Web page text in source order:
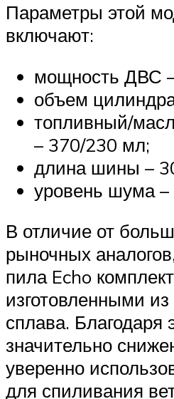
Параметры этой
включают:
мощность ДВС
объем
топливный/
– 370/230 мл;
длина шины –
уровень шума
В отличие от
рыночных
пила Echo
изготовленными из
сплава. Благодаря
значительно
уверенно
для спиливания